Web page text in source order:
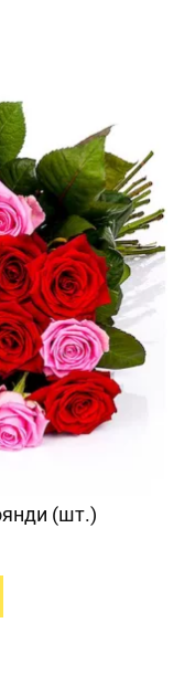
(шт.)